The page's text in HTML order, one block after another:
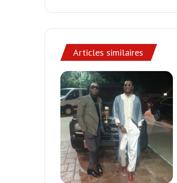
Articles similaires